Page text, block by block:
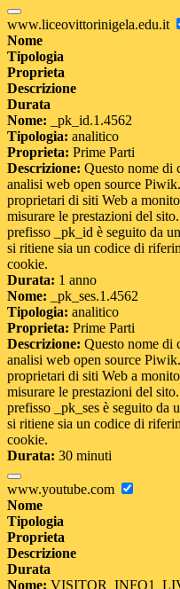
www.liceovittorinigela.edu.it
Nome
Tipologia
Proprieta
Descrizione
Durata
Nome: _pk_id.1.4562
Tipologia: analitico
Proprieta: Prime Parti
Descrizione: Questo nome di
analisi web open source
proprietari di siti Web a
misurare le prestazioni del
prefisso _pk_id è seguito da
si ritiene sia un codice di
cookie.
Durata: 1 anno
Nome: _pk_ses.1.4562
Tipologia: analitico
Proprieta: Prime Parti
Descrizione: Questo nome di
analisi web open source
proprietari di siti Web a
misurare le prestazioni del
prefisso _pk_ses è seguito da
si ritiene sia un codice di
cookie.
Durata: 30 minuti
www.youtube.com
Nome
Tipologia
Proprieta
Descrizione
Durata
Nome: